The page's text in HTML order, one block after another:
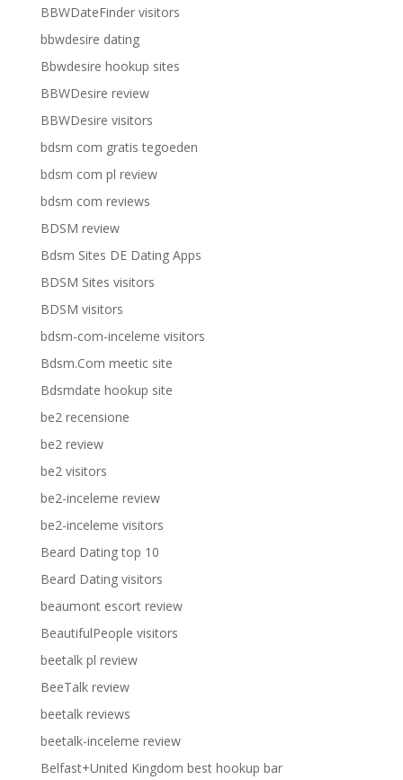
BBWDateFinder visitors
bbwdesire dating
Bbwdesire hookup sites
BBWDesire review
BBWDesire visitors
bdsm com gratis tegoeden
bdsm com pl review
bdsm com reviews
BDSM review
Bdsm Sites DE Dating Apps
BDSM Sites visitors
BDSM visitors
bdsm-com-inceleme visitors
Bdsm.Com meetic site
Bdsmdate hookup site
be2 recensione
be2 review
be2 visitors
be2-inceleme review
be2-inceleme visitors
Beard Dating top 10
Beard Dating visitors
beaumont escort review
BeautifulPeople visitors
beetalk pl review
BeeTalk review
beetalk reviews
beetalk-inceleme review
Belfast+United Kingdom best hookup bar